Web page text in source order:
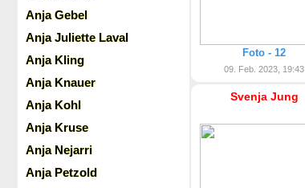
Anja Gebel
Anja Juliette Laval
Anja Kling
Anja Knauer
Anja Kohl
Anja Kruse
Anja Nejarri
Anja Petzold
Foto - 12
09. Feb. 2023, 19:43
Svenja Jung